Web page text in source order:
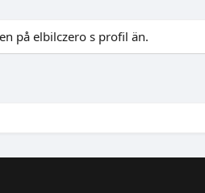
på elbilczero s profil än.